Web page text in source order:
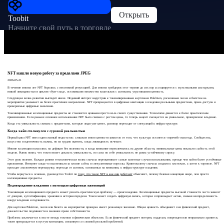
Toobit
Начните свой путь в торговле
Открыть
NFT нашли новую работу за пределами JPEG
2026-05-21
В течение многих лет NFT боролись с негативной репутацией. Для многих трейдеров этот термин до сих пор ассоциируется с мультяшными аватарками,
низкой ликвидностью и циклом «бум–спад», оставившим множество кошельков с активами, утратившими ценность.
Следующая волна развития выглядит иначе. Недавний интерес индустрии к токенизированным карточкам Pokémon, роскошным часам и билетам на
мероприятия указывает на более практичное направление. NFT превращаются в цифровые квитанции о владении реальными предметами, права доступа и
проверяемые цифровые заявления.
Токенизированные коллекционные предметы не становятся ценными просто из-за своего существования. Технология движется к более практическим
применениям. Если раньше основное использование NFT было связано с ростом цены, то теперь акцент смещается на уникальное, проверяемое владение.
Когда эта уникальность связана с предметами, которые люди уже ценят, разговор переходит от спекуляций к инфраструктуре.
Когда хайп столкнулся с суровой реальностью
Первый цикл NFT имел один главный недостаток: слишком много ценности зависело от того, что культура останется «горячей» навсегда. Сообщества,
искусство и идентичность важны, но их трудно оценить, когда ликвидность исчезает.
Многие коллекции полагались на дефицит без полезности, и когда внимание переключилось на другие области, минимальные цены показали слабость этой
модели. Рынок понял, что токен может доказать уникальность, но сама по себе уникальность не равна устойчивому спросу.
Этот урок полезен. Каждая ранняя технологическая волна сначала переоценивает самые заметные случаи использования, прежде чем найти более устойчивые
приложения. Интернет когда-то высмеивали за плохие сайты и спекулятивные порталы. Криптовалюту сначала сводили к платежам, а затем к торговле. NFT
проходят аналогичную перезагрузку, переходя от активов, основанных на внимании, к инфраструктуре владения.
Чтобы вернуться к основам, руководство Toobit по тому, что такое NFT и как они работаютобъясняет, почему базовая концепция шире, чем просто
коллекционные предметы.
Подтверждение владения с помощью цифровых квитанций
Токенизация коллекционного предмета может решить практическую проблему — происхождение. Коллекционные предметы высокой стоимости часто зависят
от доверия, аутентификации, хранения и истории передачи. Токен может создать цифровую запись, которая сопровождает актив, снижая неопределенность
вокруг владения и подлинности.
Для карточки Pokémon, часов или билета на мероприятие проверка имеет решающее значение. Общая ценность объединяет сам физический предмет,
доказательство подлинности и законное право собственности.
Проблема заключается в мосте между токеном и физическим объектом. Если физический предмет потерян, подделан, поврежден или неправильно хранится,
токен превращается в пустую квитанцию, связанную со сложной реальной проблемой.